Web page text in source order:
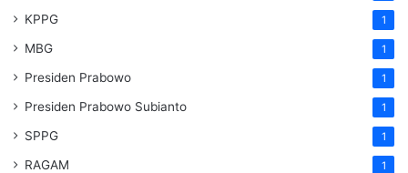
KPPG 1
MBG 1
Presiden Prabowo 1
Presiden Prabowo Subianto 1
SPPG 1
RAGAM 1